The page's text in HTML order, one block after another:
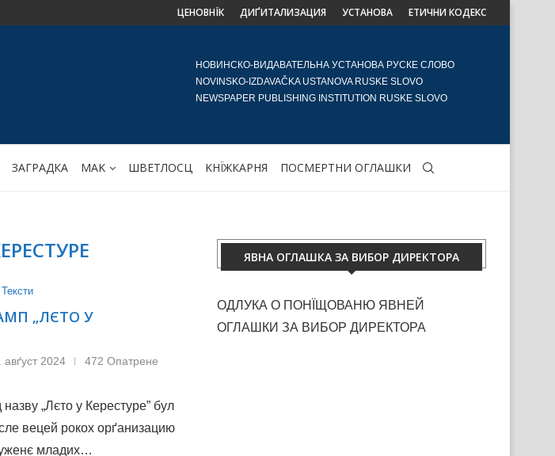
ЦЕНОВНЇК ДИҐИТАЛИЗАЦИЯ УСТАНОВА ЕТИЧНИ КОДЕКС
НОВИНСКО-ВИДАВАТЕЛЬНА УСТАНОВА РУСКЕ СЛОВО
NOVINSKO-IZDAVAČKA USTANOVA RUSKE SLOVO
NEWSPAPER PUBLISHING INSTITUTION RUSKE SLOVO
ЗАГРАДКА МАK ШВЕТЛОСЦ KНЇЖКАРНЯ ПОСМЕРТНИ ОГЛАШКИ
Тексти
„ЛЄТО У
авґуст 2024 472 Опатрене
„Лєто у Керестуре” бул
вецей рокох орґанизацию
младих…
ЯВНА ОГЛАШКА ЗА ВИБОР ДИРЕКТОРА
ОДЛУКА О ПОНЇЩОВАНЮ ЯВНЕЙ
ОГЛАШКИ ЗА ВИБОР ДИРЕКТОРА